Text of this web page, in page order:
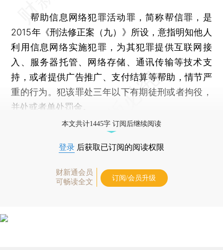
帮助信息网络犯罪活动罪，简称帮信罪，是
2015年《刑法修正案（九）》所设，意指明知他人
利用信息网络实施犯罪，为其犯罪提供互联网接
入、服务器托管、网络存储、通讯传输等技术支
持，或者提供广告推广、支付结算等帮助，情节严
重的行为。犯该罪处三年以下有期徒刑或者拘役，
并处或者单处罚金。
本文共计1445字 订阅后继续阅读
登录 后获取已订阅的阅读权限
财新通会员
可畅读全文
订阅/会员升级